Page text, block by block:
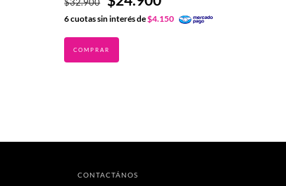
6cuotas sin interés de$4.150
CONTACTÁNOS